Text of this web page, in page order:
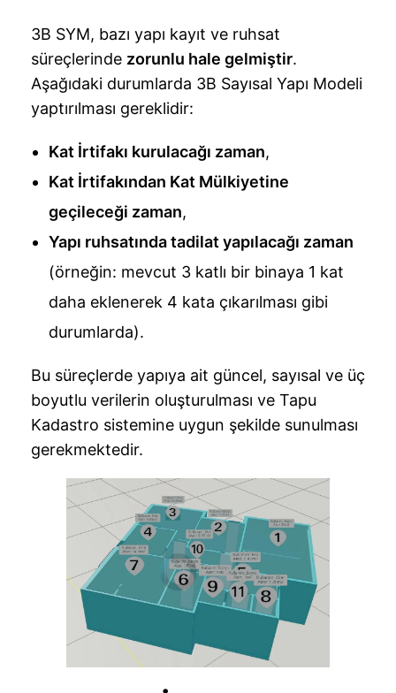
3B SYM, bazı yapı kayıt ve ruhsat
süreçlerinde zorunlu hale gelmiştir.
Aşağıdaki durumlarda 3B Sayısal Yapı Modeli
yaptırılması gereklidir:
Kat İrtifakı kurulacağı zaman,
Kat İrtifakından Kat Mülkiyetine
geçileceği zaman,
Yapı ruhsatında tadilat yapılacağı zaman
(örneğin: mevcut 3 katlı bir binaya 1 kat
daha eklenerek 4 kata çıkarılması gibi
durumlarda).
Bu süreçlerde yapıya ait güncel, sayısal ve üç
boyutlu verilerin oluşturulması ve Tapu
Kadastro sistemine uygun şekilde sunulması
gerekmektedir.